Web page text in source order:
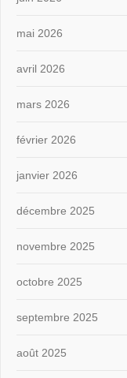
mai 2026
avril 2026
mars 2026
février 2026
janvier 2026
décembre 2025
novembre 2025
octobre 2025
septembre 2025
août 2025